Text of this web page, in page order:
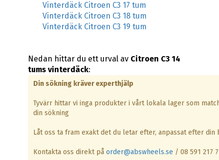
Vinterdäck Citroen C3 17 tum
Vinterdäck Citroen C3 18 tum
Vinterdäck Citroen C3 19 tum
Nedan hittar du ett urval av Citroen C3 14
tums vinterdäck:
Din sökning kräver experthjälp
Tyvärr hittar vi inga produkter i vårt lokala lager som
din sökning
Låt oss ta fram exakt det du letar efter, anpassat efter din
Kontakta oss direkt påorder@abswheels.se / 08 591 217